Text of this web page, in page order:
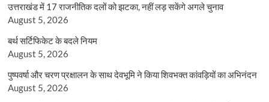
उत्तराखंड में 17 राजनीतिक दलों को झटका, नहीं लड़ सकेंगे अगले चुनाव
August 5, 2026
बर्थ सर्टिफिकेट के बदले नियम
August 5, 2026
पुष्पवर्षा और चरण प्रक्षालन के साथ देवभूमि ने किया शिवभक्त कांवड़ियों का अभिनंदन
August 5, 2026